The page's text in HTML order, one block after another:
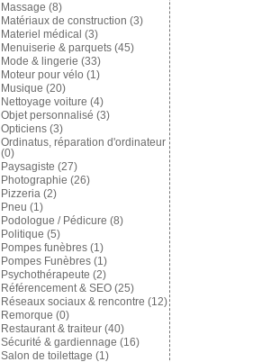
Massage (8)
Matériaux de construction (3)
Materiel médical (3)
Menuiserie & parquets(45)
Mode & lingerie (33)
Moteur pour vélo (1)
Musique (20)
Nettoyage voiture (4)
Objet personnalisé (3)
Opticiens(3)
Ordinatus, réparation d'ordinateur
(0)
Paysagiste (27)
Photographie (26)
Pizzeria (2)
Pneu (1)
Podologue / Pédicure (8)
Politique (5)
Pompes funèbres(1)
Pompes Funèbres(1)
Psychothérapeute (2)
Référencement & SEO(25)
Réseaux sociaux & rencontre (12)
Remorque (0)
Restaurant & traiteur(40)
Sécurité & gardiennage (16)
Salon de toilettage (1)